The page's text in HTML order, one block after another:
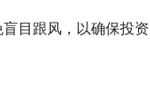
目跟风，以确保投资